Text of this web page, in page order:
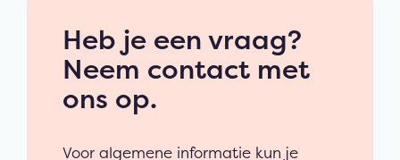
Heb je een vraag?
Neem contact met
ons op.
Voor algemene informatie kun je